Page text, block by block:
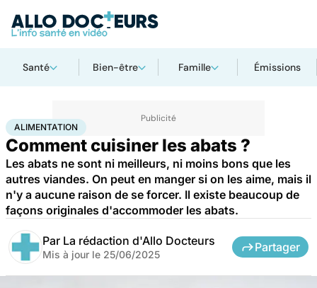
Santé Bien-être Famille Émissions
AccueilSantéAlimentation
ALIMENTATION
Comment cuisiner les abats ?
Les abats ne sont ni meilleurs, ni moins bons que les
autres viandes. On peut en manger si on les aime, mais il
n'y a aucune raison de se forcer. Il existe beaucoup de
façons originales d'accommoder les abats.
Par La rédaction d'Allo Docteurs
Mis à jour le 25/06/2025
Partager